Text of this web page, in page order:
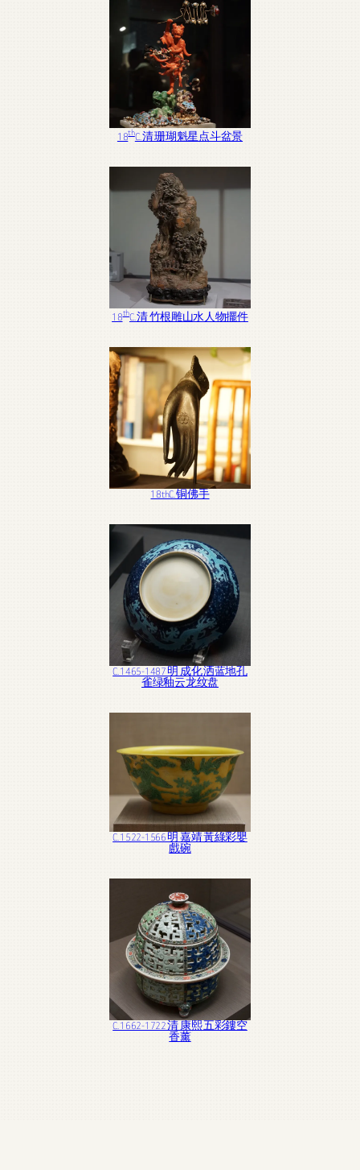
18thC. 清 珊瑚魁星点斗盆景
18thC. 清 竹根雕山水人物擺件
18thC. 铜佛手
C. 1465-1487 明 成化 洒蓝地孔
雀绿釉云龙纹盘
C. 1522-1566 明 嘉靖 黃綠彩嬰
戲碗
C. 1662-1722 清 康熙 五彩鏤空
香薰